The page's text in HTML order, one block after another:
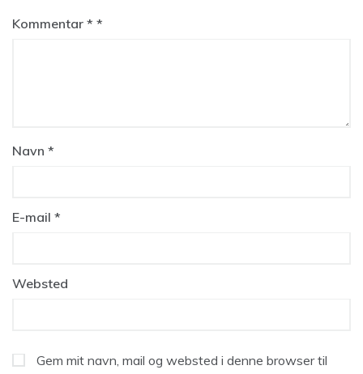
Kommentar *
Navn *
E-mail *
Websted
Gem mit navn, mail og websted i denne browser til